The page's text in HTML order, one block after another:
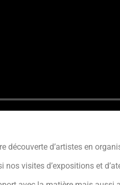
d’artistes en
visites d’expositions et